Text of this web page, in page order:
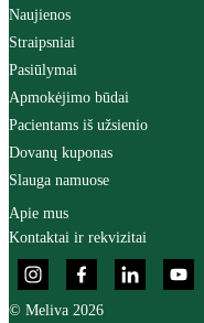
Naujienos
Straipsniai
Pasiūlymai
Apmokėjimo būdai
Pacientams iš užsienio
Dovanų kuponas
Slauga namuose
Apie mus
Kontaktai ir rekvizitai
© Meliva 2026